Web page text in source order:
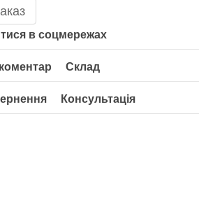
в соцмережах
Склад
Консультація